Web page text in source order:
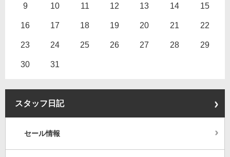
9 10 11 12 13 14 15
16 17 18 19 20 21 22
23 24 25 26 27 28 29
30 31
スタッフ日記
セール情報